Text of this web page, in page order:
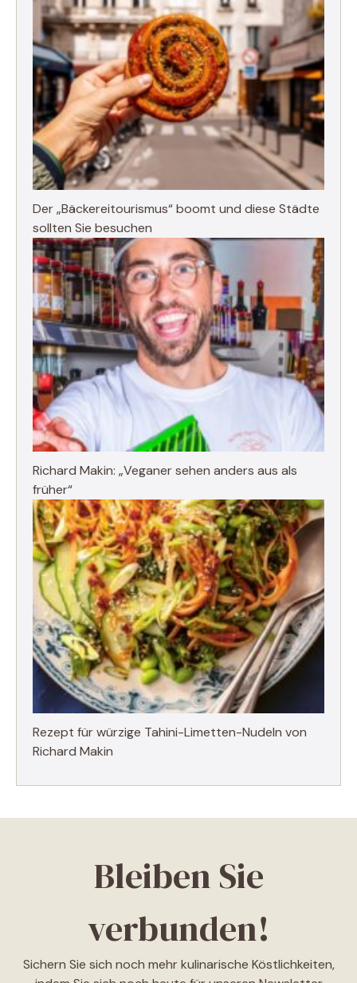
Der „Bäckereitourismus“ boomt und diese Städte
sollten Sie besuchen
Richard Makin: „Veganer sehen anders aus als
früher“
Rezept für würzige Tahini-Limetten-Nudeln von
Richard Makin
Bleiben Sie
verbunden!
Sichern Sie sich noch mehr kulinarische Köstlichkeiten,